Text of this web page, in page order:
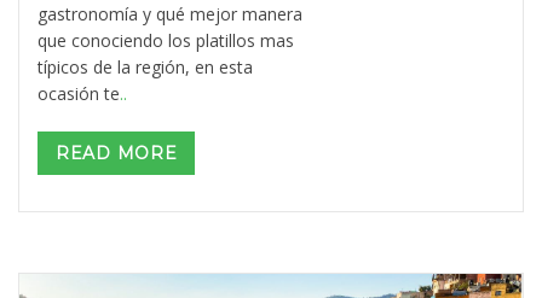
gastronomía y qué mejor manera
que conociendo los platillos mas
típicos de la región, en esta
ocasión te..
READ MORE